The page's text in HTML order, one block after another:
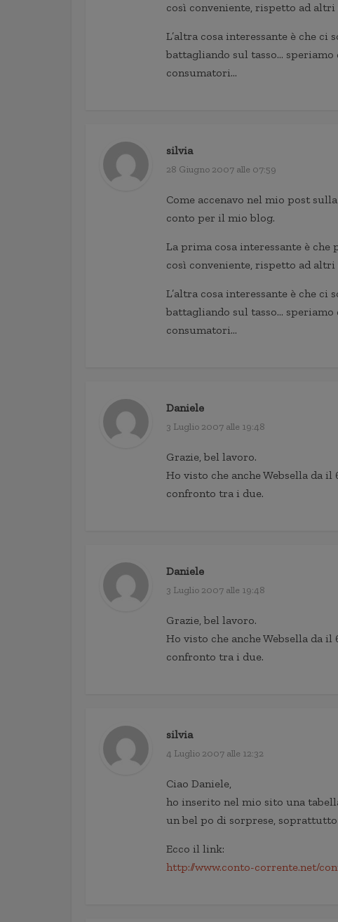
così conveniente, rispetto ad
L’altra cosa interessante è che ci
battagliando sul tasso… speriamo
consumatori…
silvia
28 Giugno 2007 alle 07:59
Come accenavo nel mio post
conto per il mio blog.
La prima cosa interessante è
così conveniente, rispetto ad
L’altra cosa interessante è che ci
battagliando sul tasso… speriamo
consumatori…
Daniele
3 Luglio 2007 alle 19:48
Grazie, bel lavoro.
Ho visto che anche Websella da il
confronto tra i due.
Daniele
3 Luglio 2007 alle 19:48
Grazie, bel lavoro.
Ho visto che anche Websella da il
confronto tra i due.
silvia
4 Luglio 2007 alle 12:32
Ciao Daniele,
ho inserito nel mio sito una
un bel po di sorprese,
Ecco il link:
http://www.conto-corrente.net/